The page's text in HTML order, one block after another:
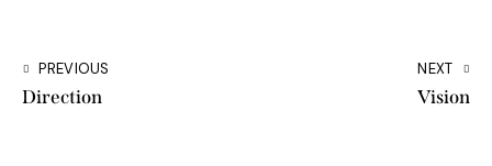
PREVIOUS
Direction
NEXT
Vision